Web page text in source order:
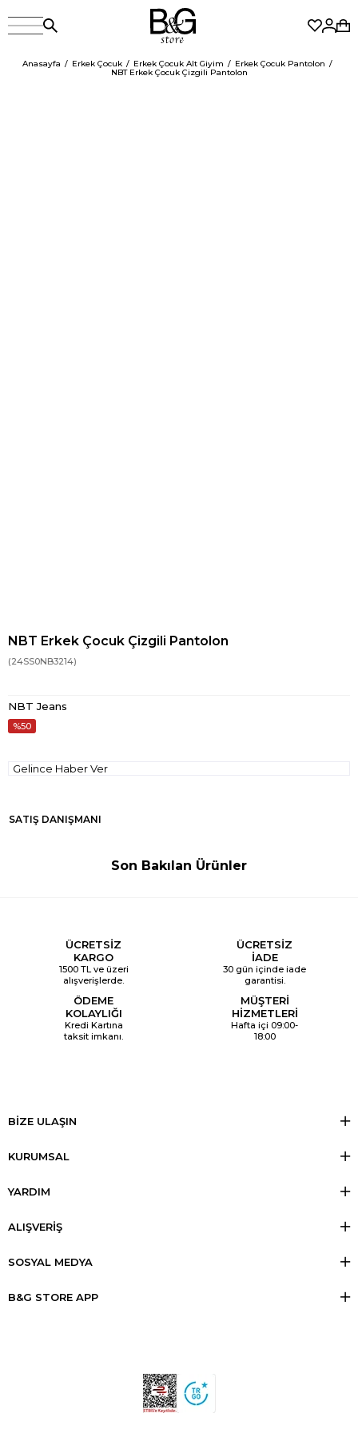
Anasayfa Erkek Çocuk Erkek Çocuk Alt Giyim
Erkek Çocuk Pantolon
NBT Erkek Çocuk Çizgili Pantolon
NBT Erkek Çocuk Çizgili Pantolon
(24SS0NB3214)
NBT Jeans
50
Gelince Haber Ver
SATIŞ DANIŞMANI
Son Bakılan Ürünler
ÜCRETSİZ
KARGO
1500 TL ve üzeri
alışverişlerde.
ÜCRETSİZ
İADE
30 gün içinde iade
garantisi.
ÖDEME
KOLAYLIĞI
Kredi Kartına
taksit imkanı.
MÜŞTERİ
HİZMETLERİ
Hafta içi 09:00-
18:00
BİZE ULAŞIN
KURUMSAL
YARDIM
ALIŞVERİŞ
SOSYAL MEDYA
B&G STORE APP